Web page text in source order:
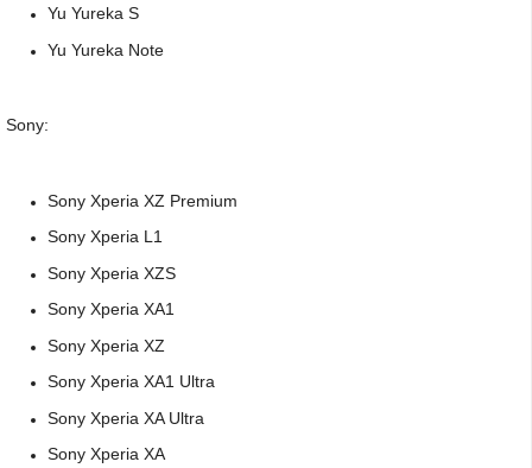
Yu Yureka S
Yu Yureka Note
Sony:
Sony Xperia XZ Premium
Sony Xperia L1
Sony Xperia XZS
Sony Xperia XA1
Sony Xperia XZ
Sony Xperia XA1 Ultra
Sony Xperia XA Ultra
Sony Xperia XA